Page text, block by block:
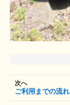
次へ
ご利用までの流れ